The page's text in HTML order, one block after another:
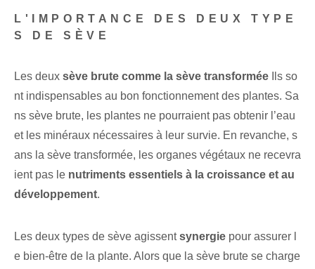
L'IMPORTANCE DES DEUX TYPE
S DE SÈVE
Les deux sève brute comme la sève transformée Ils so
nt indispensables au bon fonctionnement des plantes. Sa
ns sève brute, les plantes ne pourraient pas obtenir l’eau
et les minéraux nécessaires à leur survie. En revanche, s
ans la sève transformée, les organes végétaux ne recevra
ient pas le nutriments essentiels à la croissance et au
développement.
Les deux types de sève agissentsynergie pour assurer l
e bien-être de la plante. Alors que la sève brute se charge